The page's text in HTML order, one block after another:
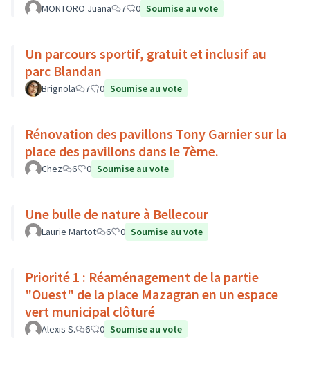
MONTORO Juana 7 0 Soumise au vote
Un parcours sportif, gratuit et inclusif au
parc Blandan
Brignola 7 0 Soumise au vote
Rénovation des pavillons Tony Garnier sur la
place des pavillons dans le 7ème.
Chez 6 0 Soumise au vote
Une bulle de nature à Bellecour
Laurie Martot 6 0 Soumise au vote
Priorité 1 : Réaménagement de la partie
"Ouest" de la place Mazagran en un espace
vert municipal clôturé
Alexis S. 6 0 Soumise au vote